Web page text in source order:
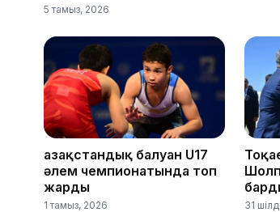
5 тамыз, 2026
Қазақстандық балуан U17
әлем чемпионатында топ
жарды
1 тамыз, 2026 31